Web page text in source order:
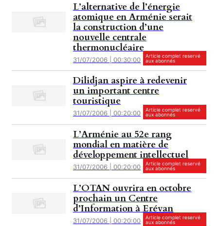
L’alternative de l’énergie
atomique en Arménie serait
la construction d’une
nouvelle centrale
thermonucléaire
31/07/2006 | 00:30:00
Article complet reservé
aux abonnés
Dilidjan aspire à redevenir
un important centre
touristique
31/07/2006 | 00:20:00
Article complet reservé
aux abonnés
L’Arménie au 52e rang
mondial en matière de
développement intellectuel
31/07/2006 | 00:20:00
Article complet reservé
aux abonnés
L’OTAN ouvrira en octobre
prochain un Centre
d’Information à Erévan
31/07/2006 | 00:20:00
Article complet reservé
aux abonnés